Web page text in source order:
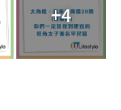
+4